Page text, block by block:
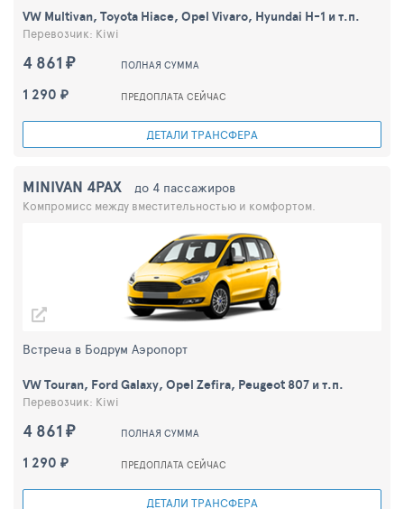
4 861 ₽ ПОЛНАЯ СУММА
1 290 ₽ ПРЕДОПЛАТА СЕЙЧАС
ДЕТАЛИ ТРАНСФЕРА
VW Multivan, Toyota Hiace, Opel Vivaro, Hyundai H-1 и т.п.
Перевозчик: Kiwi
4 861 ₽ ПОЛНАЯ СУММА
1 290 ₽ ПРЕДОПЛАТА СЕЙЧАС
ДЕТАЛИ ТРАНСФЕРА
Встреча в Бодрум Аэропорт
MINIVAN 4PAX до 4 пассажиров
Компромисс между вместительностью и комфортом.
VW Touran, Ford Galaxy, Opel Zefira, Peugeot 807 и т.п.
Перевозчик: Kiwi